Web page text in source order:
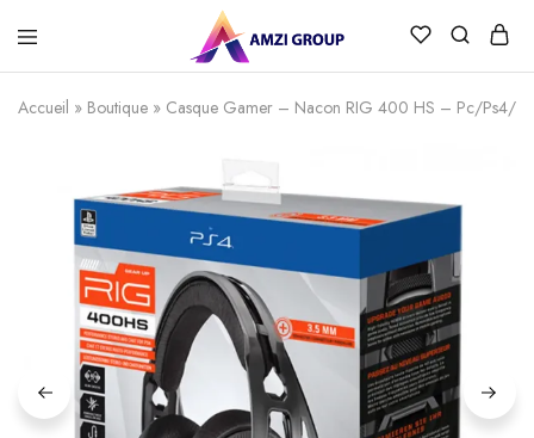
Accueil » Boutique » Casque Gamer – Nacon RIG 400 HS – Pc/Ps4/